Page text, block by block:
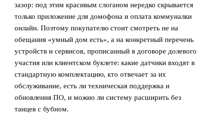
зазор: под этим красивым слоганом нередко скрывается
только приложение для домофона и оплата коммуналки
онлайн. Поэтому покупателю стоит смотреть не на
обещания «умный дом есть», а на конкретный перечень
устройств и сервисов, прописанный в договоре долевого
участия или клиентском буклете: какие датчики входят в
стандартную комплектацию, кто отвечает за их
обслуживание, есть ли техническая поддержка и
обновления ПО, и можно ли систему расширить без
танцев с бубном.